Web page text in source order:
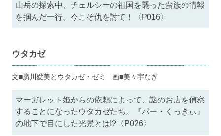
山岳の探索中、チェルシーの祖国を襲った蛮族の情報
を掴んだ一行。今こそ仇を討て！〈P016〉
ウタカゼ
文■廣川愛美とウタカゼ・ゼミ 画■美々宇なぎ
マーガレット姫からの依頼によって、謎のお店を偵察
することになったウタカゼたち。『バー・くっきぃ』
の地下で目にした光景とは!?〈P026〉